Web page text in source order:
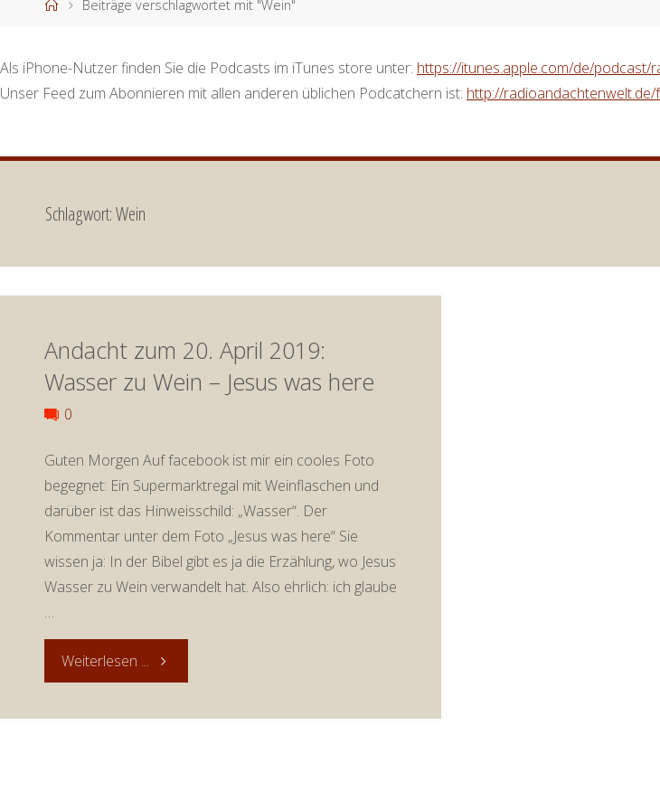
Beiträge verschlagwortet mit "Wein"
Als iPhone-Nutzer finden Sie die Podcasts im iTunes store unter: https://itunes.apple.com/de/podcast/
Unser Feed zum Abonnieren mit allen anderen üblichen Podcatchern ist: http://radioandachtenwelt.de/
Schlagwort:Wein
Andacht zum 20. April 2019:
Wasser zu Wein – Jesus was here
0
Guten Morgen Auf facebook ist mir ein cooles Foto
begegnet: Ein Supermarktregal mit Weinflaschen und
darüber ist das Hinweisschild: „Wasser“. Der
Kommentar unter dem Foto „Jesus was here“ Sie
wissen ja: In der Bibel gibt es ja die Erzählung, wo Jesus
Wasser zu Wein verwandelt hat. Also ehrlich: ich glaube
…
Weiterlesen ... "Andacht